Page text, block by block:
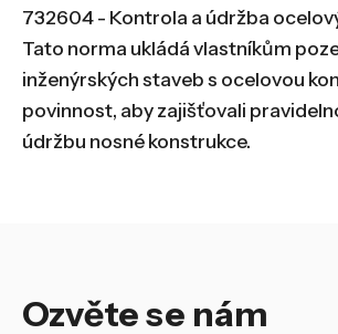
732604 - Kontrola a údržba
Tato norma ukládá vlastníkům
inženýrských staveb s ocelovou
povinnost, aby zajišťovali
údržbu nosné konstrukce.
Ozvěte se nám